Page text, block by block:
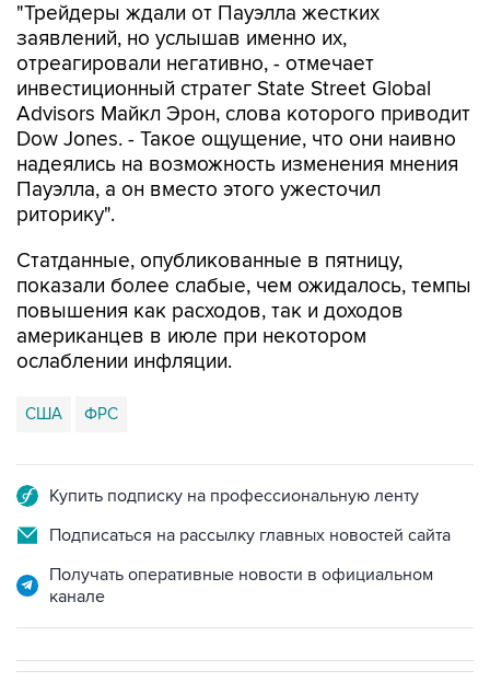
"Трейдеры ждали от Пауэлла жестких
заявлений, но услышав именно их,
отреагировали негативно, - отмечает
инвестиционный стратег State Street Global
Advisors Майкл Эрон, слова которого приводит
Dow Jones. - Такое ощущение, что они наивно
надеялись на возможность изменения мнения
Пауэлла, а он вместо этого ужесточил
риторику".
Статданные, опубликованные в пятницу,
показали более слабые, чем ожидалось, темпы
повышения как расходов, так и доходов
американцев в июле при некотором
ослаблении инфляции.
США ФРС
Купить подписку на профессиональную ленту
Подписаться на рассылку главных новостей сайта
Получать оперативные новости в официальном
канале